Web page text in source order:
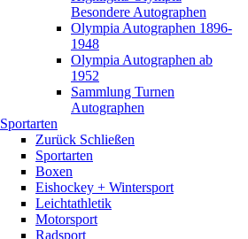
Besondere Autographen
Olympia Autographen 1896-
1948
Olympia Autographen ab
1952
Sammlung Turnen
Autographen
Sportarten
Zurück Schließen
Sportarten
Boxen
Eishockey + Wintersport
Leichtathletik
Motorsport
Radsport